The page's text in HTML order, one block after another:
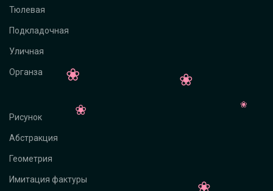
Тюлевая
Подкладочная
Уличная
Органза
Рисунок
Абстракция
Геометрия
Имитация фактуры